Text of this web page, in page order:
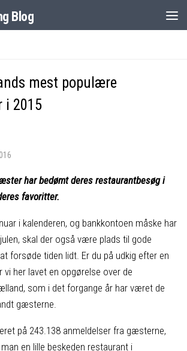
mest populære
i 2015
har bedømt deres restaurantbesøg i
favoritter.
i kalenderen, og bankkontoen måske har
skal der også være plads til gode
forsøde tiden lidt. Er du på udkig efter en
vi her lavet en opgørelse over de
som i det forgange år har været de
gæsterne.
på 243.138 anmeldelser fra gæsterne,
en lille beskeden restaurant i